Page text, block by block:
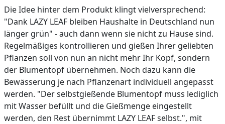
Die Idee hinter dem Produkt klingt vielversprechend:
"Dank LAZY LEAF bleiben Haushalte in Deutschland nun
länger grün" - auch dann wenn sie nicht zu Hause sind.
Regelmäßiges kontrollieren und gießen Ihrer geliebten
Pflanzen soll von nun an nicht mehr Ihr Kopf, sondern
der Blumentopf übernehmen. Noch dazu kann die
Bewässerung je nach Pflanzenart individuell angepasst
werden. "Der selbstgießende Blumentopf muss lediglich
mit Wasser befüllt und die Gießmenge eingestellt
werden, den Rest übernimmt LAZY LEAF selbst.", mit